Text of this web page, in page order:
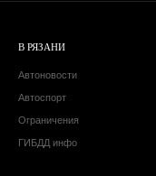
В РЯЗАНИ
Автоновости
Автоспорт
Ограничения
ГИБДД инфо